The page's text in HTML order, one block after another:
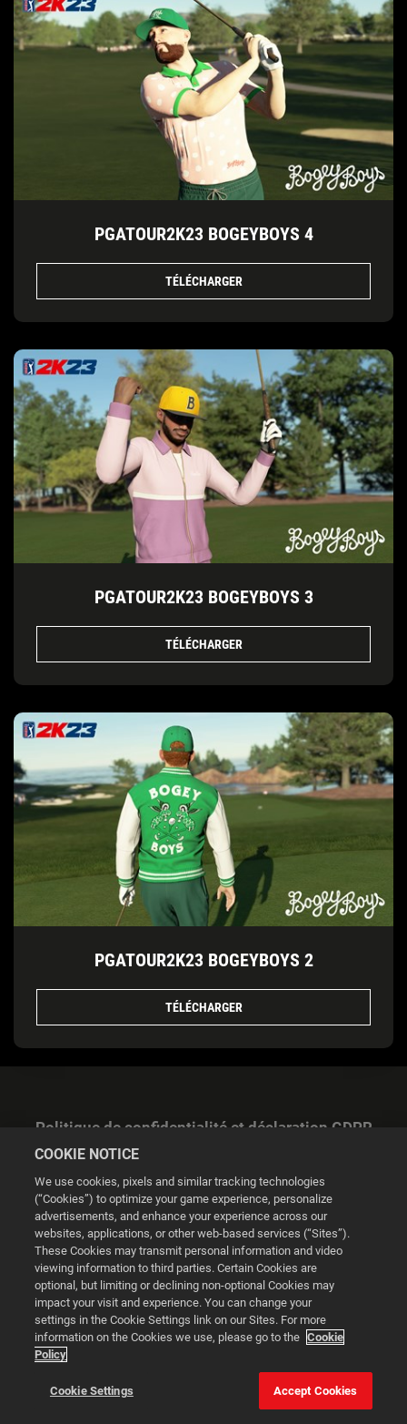
PGATOUR2K23 BOGEYBOYS 4
TÉLÉCHARGER
PGATOUR2K23 BOGEYBOYS 3
TÉLÉCHARGER
PGATOUR2K23 BOGEYBOYS 2
TÉLÉCHARGER
Politique de confidentialité et déclaration GDPR
Gestion des cookies
© 2026 2K
Powered byOnclusive PR Manager™
Ce site web utilise des cookies pour améliorer votre
expérience de navigation.
COOKIE NOTICE
We use cookies, pixels and similar tracking technologies
(“Cookies”) to optimize your game experience, personalize
advertisements, and enhance your experience across our
websites, applications, or other web-based services (“Sites”).
These Cookies may transmit personal information and video
viewing information to third parties. Certain Cookies are
optional, but limiting or declining non-optional Cookies may
impact your visit and experience. You can change your
settings in the Cookie Settings link on our Sites. For more
information on the Cookies we use, please go to the Cookie
Policy
Cookie Settings Accept Cookies